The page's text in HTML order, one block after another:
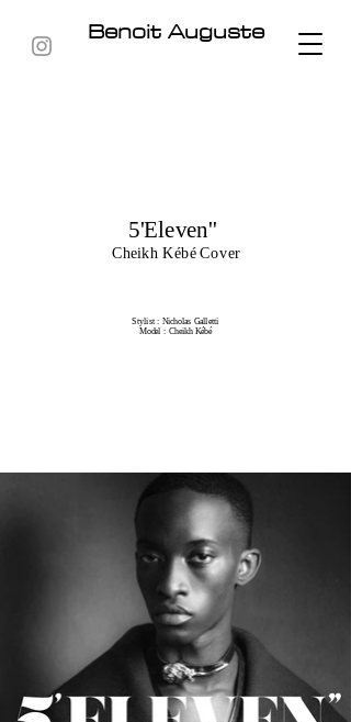
Benoit Auguste
5'Eleven''
Cheikh Kébé Cover
Stylist : Nicholas Galletti
Model : Cheikh Kébé